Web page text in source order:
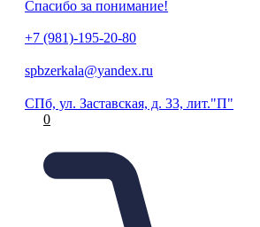
Спасибо за понимание!
+7 (981)-195-20-80
spbzerkala@yandex.ru
СПб, ул. Заставская, д. 33, лит."П"
0